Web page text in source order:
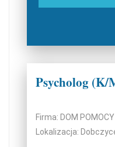
Psycholog (K/
Lokalizacja: